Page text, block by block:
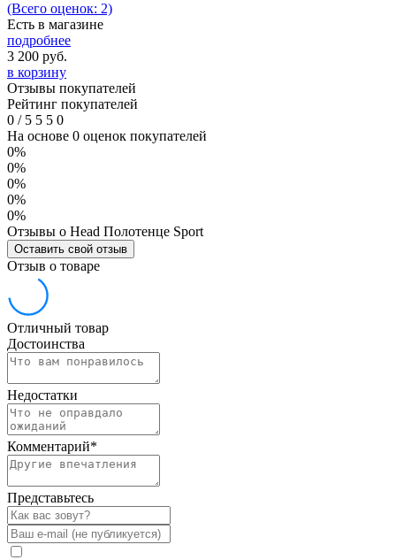
(Всего оценок: 2)
Есть в магазине
подробнее
3 200 руб.
в корзину
Отзывы покупателей
Рейтинг покупателей
0 /5 5 5 0
На основе 0 оценок покупателей
0%
0%
0%
0%
0%
Отзывы о Head Полотенце Sport
Оставить свой отзыв
Отзыв о товаре
Отличный товар
Достоинства
Недостатки
Комментарий*
Представьтесь